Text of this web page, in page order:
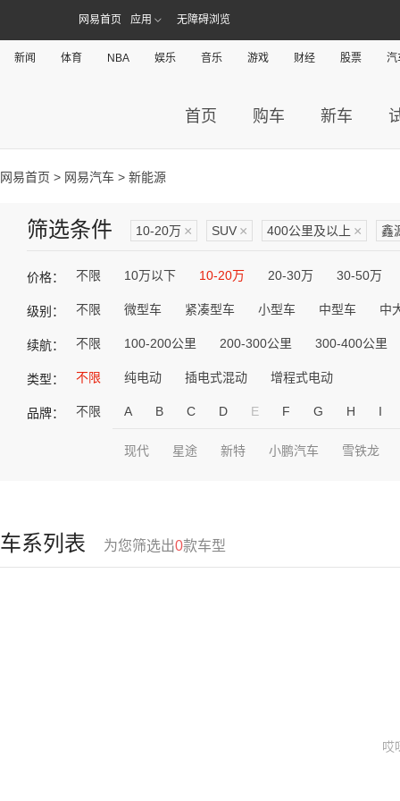
网易首页 应用 无障碍浏览
新闻 体育 NBA 娱乐 音乐 游戏 财经 股票 汽
首页 购车 新车
网易首页 > 网易汽车 > 新能源
筛选条件 10-20万 × SUV × 400公里及以上 × 鑫
价格： 不限 10万以下 10-20万 20-30万 30-50万
级别： 不限 微型车 紧凑型车 小型车 中型车 中
续航： 不限 100-200公里 200-300公里 300-400公里
类型： 不限 纯电动 插电式混动 增程式电动
品牌： 不限 A B C D E F G H I
现代 星途 新特 小鹏汽车 雪铁龙
车系列表 为您筛选出0款车型
哎